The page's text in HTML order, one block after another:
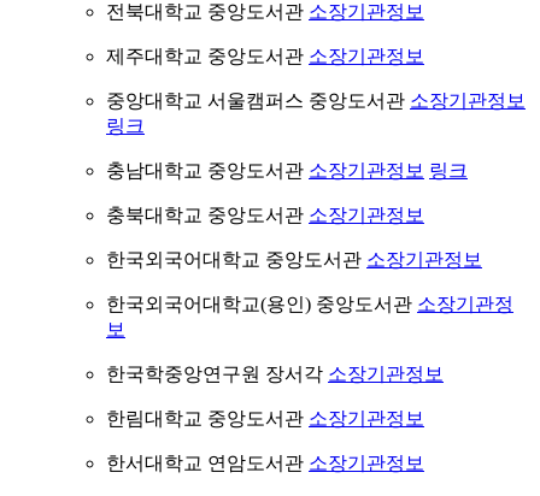
전북대학교 중앙도서관 소장기관정보
제주대학교 중앙도서관 소장기관정보
중앙대학교 서울캠퍼스 중앙도서관 소장기관정보
링크
충남대학교 중앙도서관 소장기관정보 링크
충북대학교 중앙도서관 소장기관정보
한국외국어대학교 중앙도서관 소장기관정보
한국외국어대학교(용인) 중앙도서관 소장기관정
보
한국학중앙연구원 장서각 소장기관정보
한림대학교 중앙도서관 소장기관정보
한서대학교 연암도서관 소장기관정보